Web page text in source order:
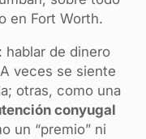
en Fort Worth.
hablar de dinero
veces se siente
otras, como una
conyugal
un “premio” ni